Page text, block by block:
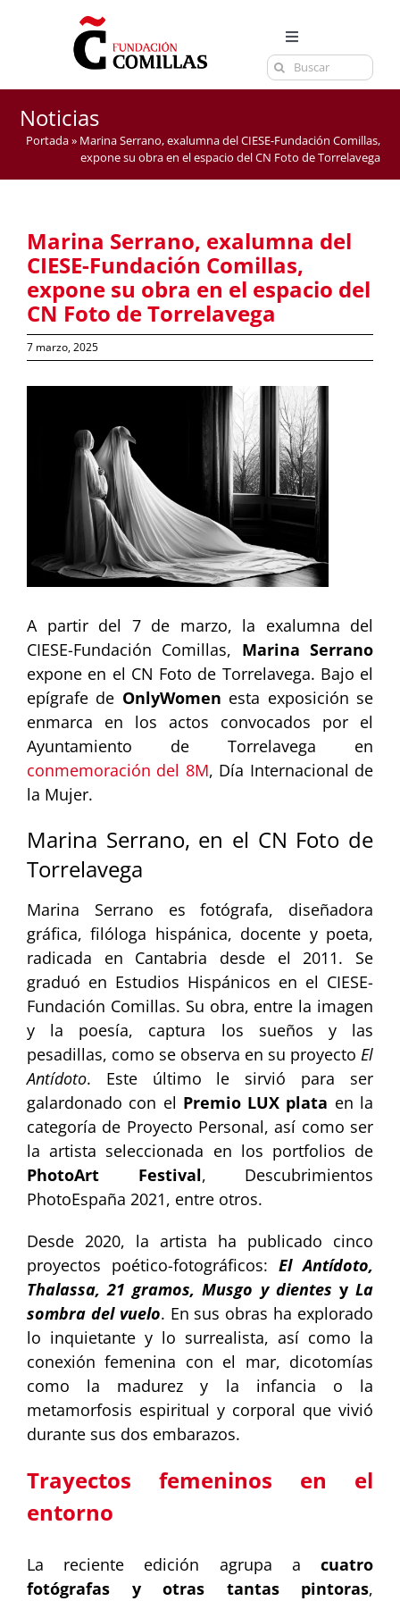
Toggle
Navigation
LA FUNDACIÓN
ESTUDIOS
EL CENTRO
CURSOS Y EXÁMENES
CONTACTA
Buscar:
Noticias
Portada» Marina Serrano, exalumna del CIESE-Fundación Comillas,
expone su obra en el espacio del CN Foto de Torrelavega
Marina Serrano, exalumna del
CIESE-Fundación Comillas,
expone su obra en el espacio del
CN Foto de Torrelavega
7 marzo, 2025
A partir del 7 de marzo, la exalumna del
CIESE-Fundación Comillas, Marina Serrano
expone en el CN Foto de Torrelavega. Bajo el
epígrafe de OnlyWomen esta exposición se
enmarca en los actos convocados por el
Ayuntamiento de Torrelavega en
conmemoración del 8M, Día Internacional de
la Mujer.
Marina Serrano, en el CN Foto de
Torrelavega
Marina Serrano es fotógrafa, diseñadora
gráfica, filóloga hispánica, docente y poeta,
radicada en Cantabria desde el 2011. Se
graduó en Estudios Hispánicos en el CIESE-
Fundación Comillas. Su obra, entre la imagen
y la poesía, captura los sueños y las
pesadillas, como se observa en su proyecto El
Antídoto. Este último le sirvió para ser
galardonado con el Premio LUX plata en la
categoría de Proyecto Personal, así como ser
la artista seleccionada en los portfolios de
PhotoArt Festival, Descubrimientos
PhotoEspaña 2021, entre otros.
Desde 2020, la artista ha publicado cinco
proyectos poético-fotográficos: El Antídoto,
Thalassa, 21 gramos, Musgo y dientes yLa
sombra del vuelo. En sus obras ha explorado
lo inquietante y lo surrealista, así como la
conexión femenina con el mar, dicotomías
como la madurez y la infancia o la
metamorfosis espiritual y corporal que vivió
durante sus dos embarazos.
Trayectos femeninos en el
entorno
La reciente edición agrupa a cuatro
fotógrafas y otras tantas pintoras,